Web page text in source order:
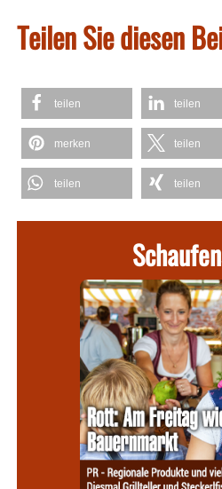
Teilen Sie diesen
teilen teilen
merken teilen
teilen teilen